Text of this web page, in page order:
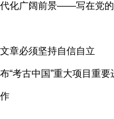
化广阔前景——写在党
章必须坚持自信自立
“考古中国”重大项目重要